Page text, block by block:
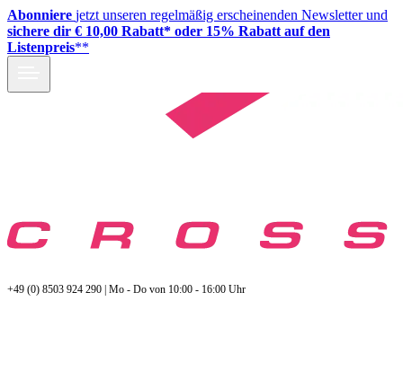
Abonniere jetzt unseren regelmäßig erscheinenden Newsletter und
sichere dir € 10,00 Rabatt* oder 15% Rabatt auf den
Listenpreis**
+49 (0) 8503 924 290 | Mo - Do von 10:00 - 16:00 Uhr